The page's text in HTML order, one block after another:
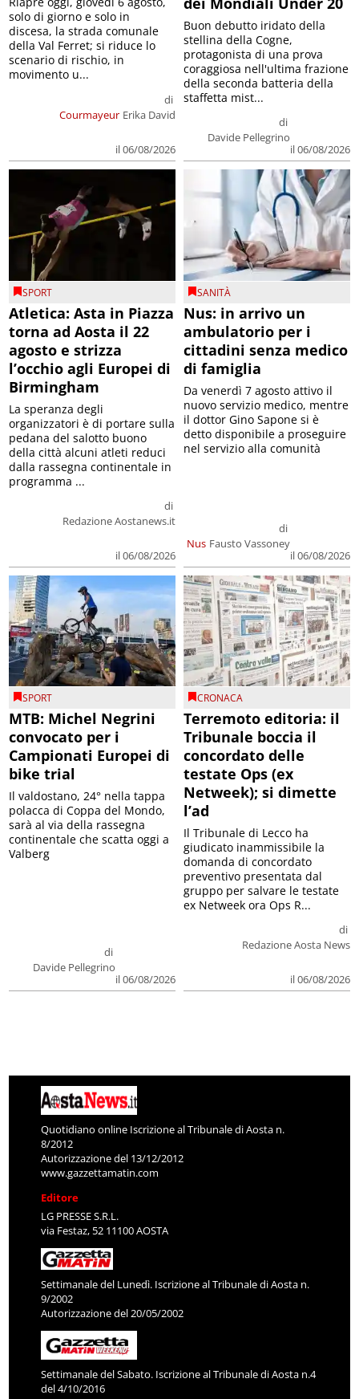
Courmayeur
di
Erika David
il 06/08/2026
solo di giorno e solo in
discesa, la strada comunale
della Val Ferret; si riduce lo
scenario di rischio, in
movimento u...
di
Davide Pellegrino
il 06/08/2026
Buon debutto iridato della
stellina della Cogne,
protagonista di una prova
coraggiosa nell'ultima frazione
della seconda batteria della
staffetta mist...
SPORT
Atletica: Asta in Piazza
torna ad Aosta il 22
agosto e strizza
l’occhio agli Europei di
Birmingham
di
Redazione Aostanews.it
il 06/08/2026
La speranza degli
organizzatori è di portare sulla
pedana del salotto buono
della città alcuni atleti reduci
dalla rassegna continentale in
programma ...
SANITÀ
Nus: in arrivo un
ambulatorio per i
cittadini senza medico
di famiglia
Nus
di
Fausto Vassoney
il 06/08/2026
Da venerdì 7 agosto attivo il
nuovo servizio medico, mentre
il dottor Gino Sapone si è
detto disponibile a proseguire
nel servizio alla comunità
SPORT
MTB: Michel Negrini
convocato per i
Campionati Europei di
bike trial
di
Davide Pellegrino
il 06/08/2026
Il valdostano, 24° nella tappa
polacca di Coppa del Mondo,
sarà al via della rassegna
continentale che scatta oggi a
Valberg
CRONACA
Terremoto editoria: il
Tribunale boccia il
concordato delle
testate Ops (ex
Netweek); si dimette
l’ad
di
Redazione Aosta News
il 06/08/2026
Il Tribunale di Lecco ha
giudicato inammissibile la
domanda di concordato
preventivo presentata dal
gruppo per salvare le testate
ex Netweek ora Ops R...
Quotidiano online Iscrizione al Tribunale di Aosta n.
8/2012
Autorizzazione del 13/12/2012
www.gazzettamatin.com
Editore
LG PRESSE S.R.L.
via Festaz, 52 11100 AOSTA
Settimanale del Lunedì. Iscrizione al Tribunale di Aosta n.
9/2002
Autorizzazione del 20/05/2002
Settimanale del Sabato. Iscrizione al Tribunale di Aosta n.4
del 4/10/2016